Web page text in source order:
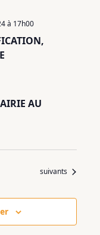
à 17h00
AU
Évènements
suivants